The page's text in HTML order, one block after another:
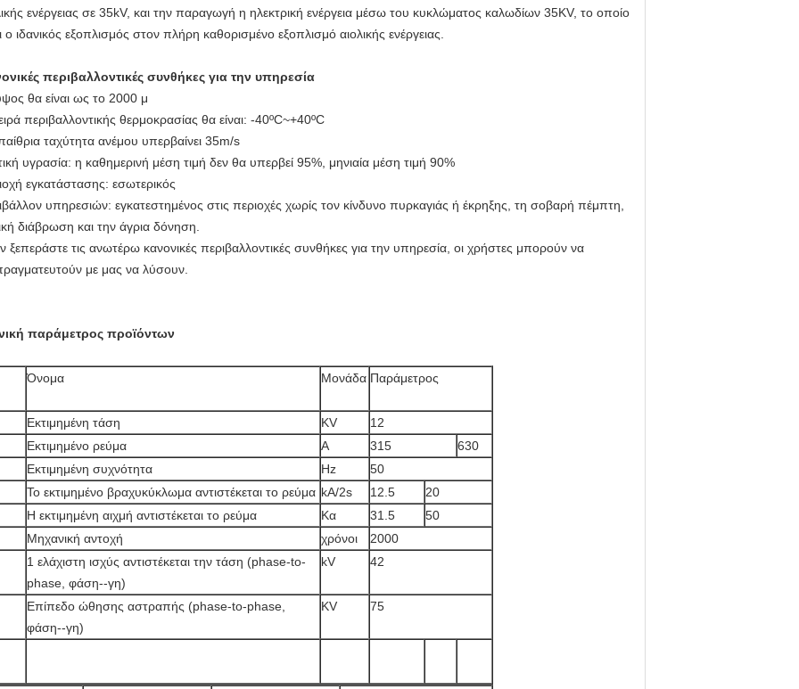
ενέργειας σε 35kV, και την παραγωγή η ηλεκτρική ενέργεια μέσω του κυκλώματος καλωδίων 35KV, το οποίο
ο ιδανικός εξοπλισμός στον πλήρη καθορισμένο εξοπλισμό αιολικής ενέργειας.
περιβαλλοντικές συνθήκες για την υπηρεσία
θα είναι ως το 2000 μ
περιβαλλοντικής θερμοκρασίας θα είναι: -40ºC~+40ºC
ταχύτητα ανέμου υπερβαίνει 35m/s
υγρασία: η καθημερινή μέση τιμή δεν θα υπερβεί 95%, μηνιαία μέση τιμή 90%
εγκατάστασης: εσωτερικός
υπηρεσιών: εγκατεστημένος στις περιοχές χωρίς τον κίνδυνο πυρκαγιάς ή έκρηξης, τη σοβαρή πέμπτη,
διάβρωση και την άγρια δόνηση.
ξεπεράστε τις ανωτέρω κανονικές περιβαλλοντικές συνθήκες για την υπηρεσία, οι χρήστες μπορούν να
με μας να λύσουν.
παράμετρος προϊόντων
Όνομα Μονάδα Παράμετρος
Εκτιμημένη τάση KV
12
Εκτιμημένο ρεύμα Α 315
630
Εκτιμημένη συχνότητα Hz
50
Το εκτιμημένο βραχυκύκλωμα αντιστέκεται το ρεύμα kA/2s 12.5
20
Η εκτιμημένη αιχμή αντιστέκεται το ρεύμα Κα 31.5
50
Μηχανική αντοχή χρόνοι
2000
1 ελάχιστη ισχύς αντιστέκεται την τάση (phase-to-
phase, φάση--γη)
kV 42
Επίπεδο ώθησης αστραπής (phase-to-phase,
φάση--γη)
KV 75